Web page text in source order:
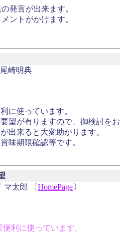
発言が出来ます。
ントがかけます。
尾崎明典
に使っています。
望が有りますので、御検討を
出来ると大変助かります。
味期限確認等です。
マ太郎 〔HomePage〕
利に使っています。